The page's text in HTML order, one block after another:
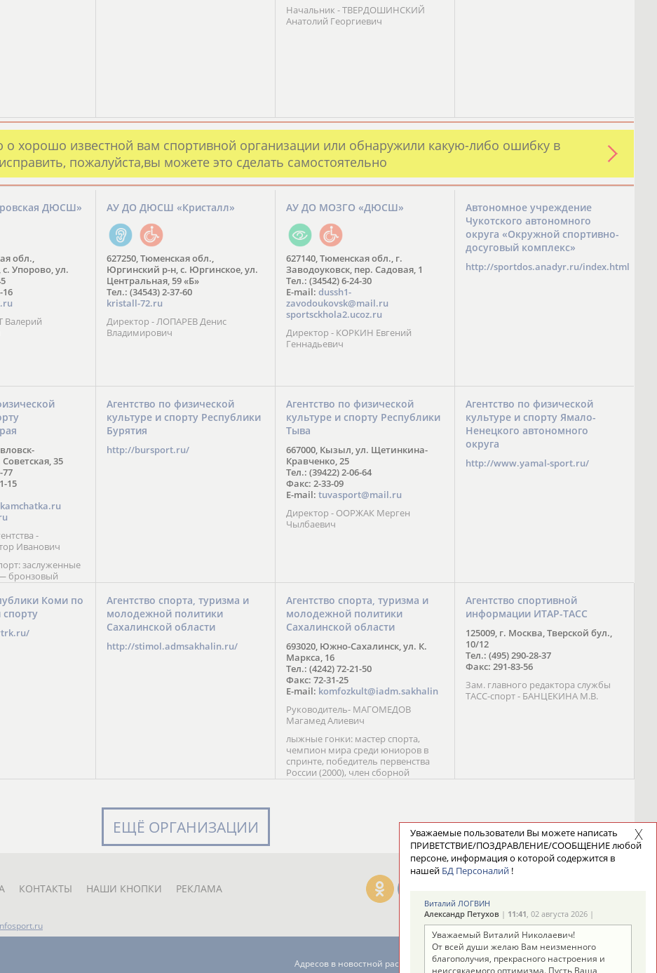
Начальник - ТВЕРДОШИНСКИЙ
Анатолий Георгиевич
хорошо известной вам спортивной организации или обнаружили какую-либо ошибку в
пожалуйста,вы можете это сделать самостоятельно
ДЮСШ»
обл.,
Упорово, ул.
16
Валерий
АУ ДО ДЮСШ «Кристалл»
627250, Тюменская обл.,
Юргинский р-н, с. Юргинское, ул.
Центральная, 59 «Б»
Тел.: (34543) 2-37-60
kristall-72.ru
Директор - ЛОПАРЕВ Денис
Владимирович
АУ ДО МОЗГО «ДЮСШ»
627140, Тюменская обл., г.
Заводоуковск, пер. Садовая, 1
Тел.: (34542) 6-24-30
​E-mail: dussh1-
zavodoukovsk@mail.ru
sportsckhola2.ucoz.ru
Директор - КОРКИН Евгений
Геннадьевич
Автономное учреждение
Чукотского автономного
округа «Окружной спортивно-
досуговый комплекс»
http://sportdos.anadyr.ru/index.html
35
77
15
-
Иванович
заслуженные
бронзовый
(1997),
Европы (2002) В.
призер
в Солт-Лейк-
мастер
Агентство по физической
культуре и спорту Республики
Бурятия
http://bursport.ru/
Агентство по физической
культуре и спорту Республики
Тыва
667000, Кызыл, ул. Щетинкина-
Кравченко, 25
Тел.: (39422) 2-06-64
Факс: 2-33-09
E-mail: tuvasport@mail.ru
Директор - ООРЖАК Мерген
Чылбаевич
Агентство по физической
культуре и спорту Ямало-
Ненецкого автономного
округа
http://www.yamal-sport.ru/
Коми по
спорту
Агентство спорта, туризма и
молодежной политики
Сахалинской области
http://stimol.admsakhalin.ru/
Агентство спорта, туризма и
молодежной политики
Сахалинской области
693020, Южно-Сахалинск, ул. К.
Маркса, 16
Тел.: (4242) 72-21-50
Факс: 72-31-25
E-mail: komfozkult@iadm.sakhalin
Руководитель- МАГОМЕДОВ
Магамед Алиевич
лыжные гонки: мастер спорта,
чемпион мира среди юниоров в
спринте, победитель первенства
России (2000), член сборной
команды России С. Новиков;
Кубка России (1999) В. Разницын;
первенств России (1999, 2000), член
юниорской сборной команды
Агентство спортивной
информации ИТАР-ТАСС
125009, г. Москва, Тверской бул.,
10/12
Тел.: (495) 290-28-37
Факс: 291-83-56
Зам. главного редактора службы
ТАСС-спорт - БАНЦЕКИНА М.В.
ЕЩЁ ОРГАНИЗАЦИИ
КОНТАКТЫ НАШИ КНОПКИ РЕКЛАМА
Адресов в новостной рассылке: 996
Уважаемые пользователи Вы можете написать
ПРИВЕТСТВИЕ/ПОЗДРАВЛЕНИЕ/СООБЩЕНИЕ любой
персоне, информация о которой содержится в
нашей БД Персоналий !
Виталий ЛОГВИН
Александр Петухов | 11:41, 02 августа 2026 |
Уважаемый Виталий Николаевич!
От всей души желаю Вам неизменного
благополучия, прекрасного настроения и
неиссякаемого оптимизма. Пусть Ваша